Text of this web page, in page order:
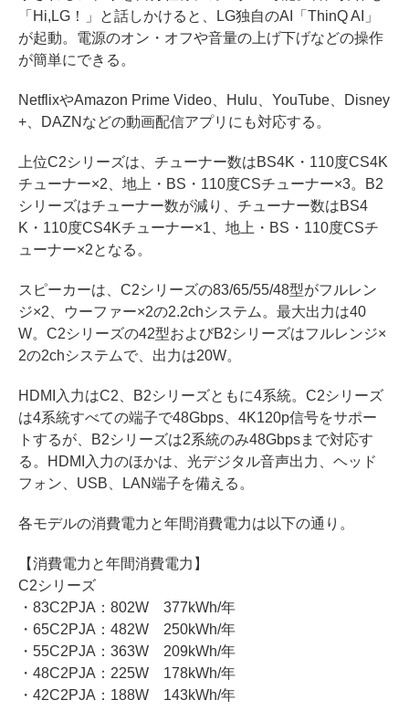
「Hi,LG！」と話しかけると、LG独自のAI「ThinQ AI」
が起動。電源のオン・オフや音量の上げ下げなどの操作
が簡単にできる。
NetflixやAmazon Prime Video、Hulu、YouTube、Disney
+、DAZNなどの動画配信アプリにも対応する。
上位C2シリーズは、チューナー数はBS4K・110度CS4K
チューナー×2、地上・BS・110度CSチューナー×3。B2
シリーズはチューナー数が減り、チューナー数はBS4
K・110度CS4Kチューナー×1、地上・BS・110度CSチ
ューナー×2となる。
スピーカーは、C2シリーズの83/65/55/48型がフルレン
ジ×2、ウーファー×2の2.2chシステム。最大出力は40
W。C2シリーズの42型およびB2シリーズはフルレンジ×
2の2chシステムで、出力は20W。
HDMI入力はC2、B2シリーズともに4系統。C2シリーズ
は4系統すべての端子で48Gbps、4K120p信号をサポー
トするが、B2シリーズは2系統のみ48Gbpsまで対応す
る。HDMI入力のほかは、光デジタル音声出力、ヘッド
フォン、USB、LAN端子を備える。
各モデルの消費電力と年間消費電力は以下の通り。
【消費電力と年間消費電力】
C2シリーズ
・83C2PJA：802W 377kWh/年
・65C2PJA：482W 250kWh/年
・55C2PJA：363W 209kWh/年
・48C2PJA：225W 178kWh/年
・42C2PJA：188W 143kWh/年